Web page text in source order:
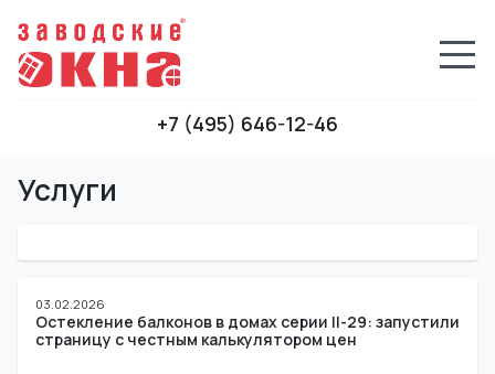
+7 (495) 646-12-46
Услуги
03.02.2026
Остекление балконов в домах серии II-29: запустили
страницу с честным калькулятором цен